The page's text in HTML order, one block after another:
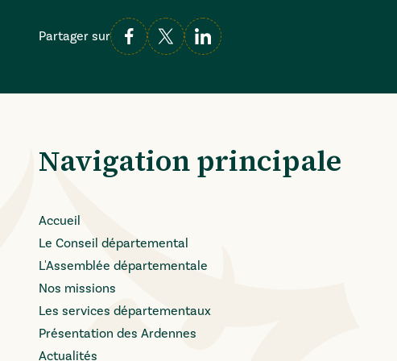
Partager sur
Navigation principale
Accueil
Le Conseil départemental
L'Assemblée départementale
Nos missions
Les services départementaux
Présentation des Ardennes
Actualités